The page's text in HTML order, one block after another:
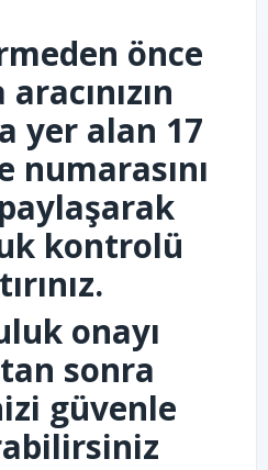
önce
yer alan 17
numarasını
kontrolü
onayı
sonra
güvenle